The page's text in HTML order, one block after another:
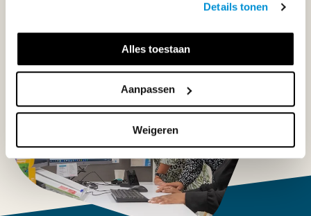
Details tonen
Alles toestaan
Aanpassen
Weigeren